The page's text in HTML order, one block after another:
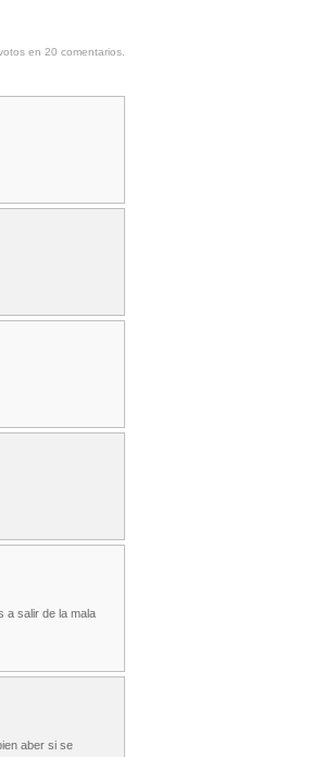
en 20 comentarios.
a salir de la mala
aber si se